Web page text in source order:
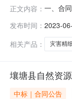
正文内容： 一、合
罗吾塘
发布时间： 2023-
相关产品：
灾害精
壤塘县自然资
中标｜合同公告